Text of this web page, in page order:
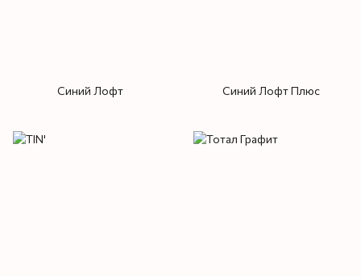
Синий Лофт Синий Лофт Плюс